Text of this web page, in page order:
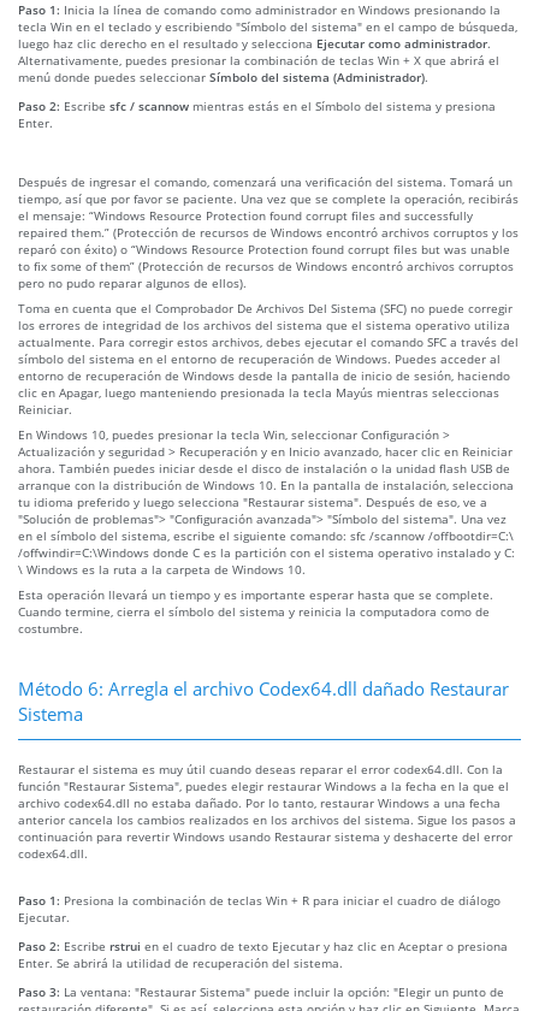
Paso 1: Inicia la línea de comando como administrador en Windows presionando la
tecla Win en el teclado y escribiendo "Símbolo del sistema" en el campo de búsqueda,
luego haz clic derecho en el resultado y selecciona Ejecutar como administrador.
Alternativamente, puedes presionar la combinación de teclas Win + X que abrirá el
menú donde puedes seleccionar Símbolo del sistema (Administrador).
Paso 2: Escribe sfc / scannow mientras estás en el Símbolo del sistema y presiona
Enter.
Después de ingresar el comando, comenzará una verificación del sistema. Tomará un
tiempo, así que por favor se paciente. Una vez que se complete la operación, recibirás
el mensaje: “Windows Resource Protection found corrupt files and successfully
repaired them.” (Protección de recursos de Windows encontró archivos corruptos y los
reparó con éxito) o “Windows Resource Protection found corrupt files but was unable
to fix some of them” (Protección de recursos de Windows encontró archivos corruptos
pero no pudo reparar algunos de ellos).
Toma en cuenta que el Comprobador De Archivos Del Sistema (SFC) no puede corregir
los errores de integridad de los archivos del sistema que el sistema operativo utiliza
actualmente. Para corregir estos archivos, debes ejecutar el comando SFC a través del
símbolo del sistema en el entorno de recuperación de Windows. Puedes acceder al
entorno de recuperación de Windows desde la pantalla de inicio de sesión, haciendo
clic en Apagar, luego manteniendo presionada la tecla Mayús mientras seleccionas
Reiniciar.
En Windows 10, puedes presionar la tecla Win, seleccionar Configuración >
Actualización y seguridad > Recuperación y en Inicio avanzado, hacer clic en Reiniciar
ahora. También puedes iniciar desde el disco de instalación o la unidad flash USB de
arranque con la distribución de Windows 10. En la pantalla de instalación, selecciona
tu idioma preferido y luego selecciona "Restaurar sistema". Después de eso, ve a
"Solución de problemas"> "Configuración avanzada"> "Símbolo del sistema". Una vez
en el símbolo del sistema, escribe el siguiente comando: sfc /scannow /offbootdir=C:\
/offwindir=C:\Windows donde C es la partición con el sistema operativo instalado y C:
\ Windows es la ruta a la carpeta de Windows 10.
Esta operación llevará un tiempo y es importante esperar hasta que se complete.
Cuando termine, cierra el símbolo del sistema y reinicia la computadora como de
costumbre.
Método 6: Arregla el archivo Codex64.dll dañado Restaurar
Sistema
Restaurar el sistema es muy útil cuando deseas reparar el error codex64.dll. Con la
función "Restaurar Sistema", puedes elegir restaurar Windows a la fecha en la que el
archivo codex64.dll no estaba dañado. Por lo tanto, restaurar Windows a una fecha
anterior cancela los cambios realizados en los archivos del sistema. Sigue los pasos a
continuación para revertir Windows usando Restaurar sistema y deshacerte del error
codex64.dll.
Paso 1: Presiona la combinación de teclas Win + R para iniciar el cuadro de diálogo
Ejecutar.
Paso 2: Escribe rstrui en el cuadro de texto Ejecutar y haz clic en Aceptar o presiona
Enter. Se abrirá la utilidad de recuperación del sistema.
Paso 3: La ventana: "Restaurar Sistema" puede incluir la opción: "Elegir un punto de